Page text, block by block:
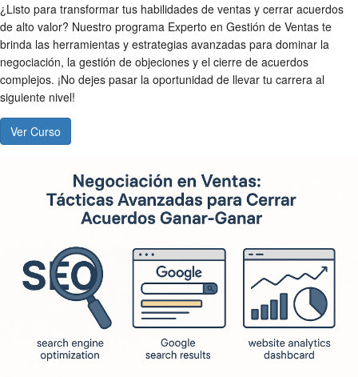
¿Listo para transformar tus habilidades de ventas y cerrar acuerdos
de alto valor? Nuestro programa Experto en Gestión de Ventas te
brinda las herramientas y estrategias avanzadas para dominar la
negociación, la gestión de objeciones y el cierre de acuerdos
complejos. ¡No dejes pasar la oportunidad de llevar tu carrera al
siguiente nivel!
Ver Curso